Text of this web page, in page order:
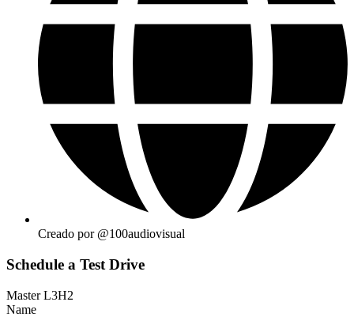
Creado por @100audiovisual
Schedule a Test Drive
Master L3H2
Name